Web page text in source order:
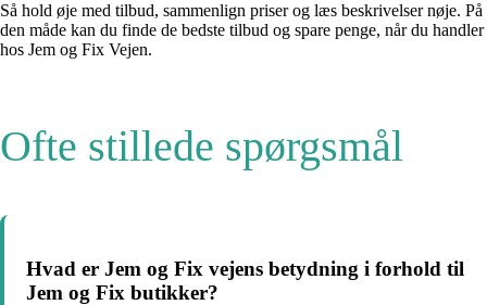
Så hold øje med tilbud, sammenlign priser og læs beskrivelser nøje. På
den måde kan du finde de bedste tilbud og spare penge, når du handler
hos Jem og Fix Vejen.
Ofte stillede spørgsmål
Hvad er Jem og Fix vejens betydning i forhold til
Jem og Fix butikker?